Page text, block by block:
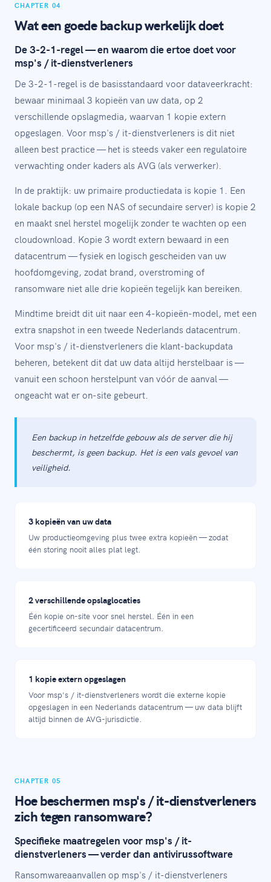
CHAPTER 04
Wat een goede backup werkelijk doet
De 3-2-1-regel — en waarom die ertoe doet voor
msp's / it-dienstverleners
De 3-2-1-regel is de basisstandaard voor dataveerkracht:
bewaar minimaal 3 kopieën van uw data, op 2
verschillende opslagmedia, waarvan 1 kopie extern
opgeslagen. Voor msp's / it-dienstverleners is dit niet
alleen best practice — het is steeds vaker een regulatoire
verwachting onder kaders als AVG (als verwerker).
In de praktijk: uw primaire productiedata is kopie 1. Een
lokale backup (op een NAS of secundaire server) is kopie 2
en maakt snel herstel mogelijk zonder te wachten op een
cloudownload. Kopie 3 wordt extern bewaard in een
datacentrum — fysiek en logisch gescheiden van uw
hoofdomgeving, zodat brand, overstroming of
ransomware niet alle drie kopieën tegelijk kan bereiken.
Mindtime breidt dit uit naar een 4-kopieën-model, met een
extra snapshot in een tweede Nederlands datacentrum.
Voor msp's / it-dienstverleners die klant-backupdata
beheren, betekent dit dat uw data altijd herstelbaar is —
vanuit een schoon herstelpunt van vóór de aanval —
ongeacht wat er on-site gebeurt.
Een backup in hetzelfde gebouw als de server die hij
beschermt, is geen backup. Het is een vals gevoel van
veiligheid.
3 kopieën van uw data
Uw productieomgeving plus twee extra kopieën — zodat
één storing nooit alles plat legt.
2 verschillende opslaglocaties
Één kopie on-site voor snel herstel. Één in een
gecertificeerd secundair datacentrum.
1 kopie extern opgeslagen
Voor msp's / it-dienstverleners wordt die externe kopie
opgeslagen in een Nederlands datacentrum — uw data blijft
altijd binnen de AVG-jurisdictie.
CHAPTER 05
Hoe beschermen msp's / it-dienstverleners
zich tegen ransomware?
Specifieke maatregelen voor msp's / it-
dienstverleners — verder dan antivirussoftware
Ransomwareaanvallen op msp's / it-dienstverleners